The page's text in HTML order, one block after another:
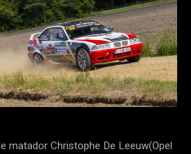
matador Christophe De Leeuw(Opel